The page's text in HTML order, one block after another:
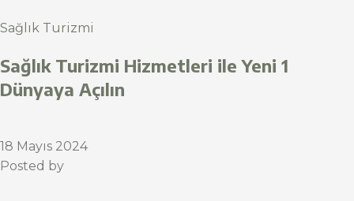
Sağlık Turizmi
Sağlık Turizmi Hizmetleri ile Yeni 1
Dünyaya Açılın
18 Mayıs 2024
Posted by